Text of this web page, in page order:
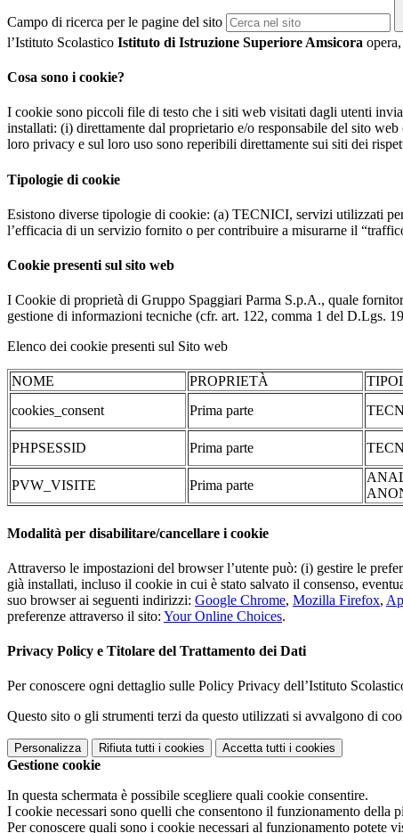
Campo di ricerca per le pagine del sito
l’Istituto Scolastico Istituto di Istruzione Superiore Amsicora
Cosa sono i cookie?
I cookie sono piccoli file di testo che i siti web visitati dagli utenti
installati: (i) direttamente dal proprietario e/o responsabile del sito
loro privacy e sul loro uso sono reperibili direttamente sui siti dei
Tipologie di cookie
Esistono diverse tipologie di cookie: (a) TECNICI, servizi utilizzati
l’efficacia di un servizio fornito o per contribuire a misurarne il
Cookie presenti sul sito web
I Cookie di proprietà di Gruppo Spaggiari Parma S.p.A., quale
gestione di informazioni tecniche (cfr. art. 122, comma 1 del D.Lgs.
Elenco dei cookie presenti sul Sito web
NOME PROPRIETÀ
cookies_consent
Prima parte
PHPSESSID Prima parte
PVW_VISITE Prima parte
Modalità per disabilitare/cancellare i cookie
Attraverso le impostazioni del browser l’utente può: (i) gestire le
già installati, incluso il cookie in cui è stato salvato il consenso,
suo browser ai seguenti indirizzi: Google Chrome, Mozilla Firefox,
preferenze attraverso il sito: Your Online Choices.
Privacy Policy e Titolare del Trattamento dei Dati
Per conoscere ogni dettaglio sulle Policy Privacy dell’Istituto
Questo sito o gli strumenti terzi da questo utilizzati si avvalgono di
Personalizza Rifiuta tutti i cookies Accetta tutti i cookies
Gestione cookie
In questa schermata è possibile scegliere quali cookie consentire.
I cookie necessari sono quelli che consentono il funzionamento della
Per conoscere quali sono i cookie necessari al funzionamento potete